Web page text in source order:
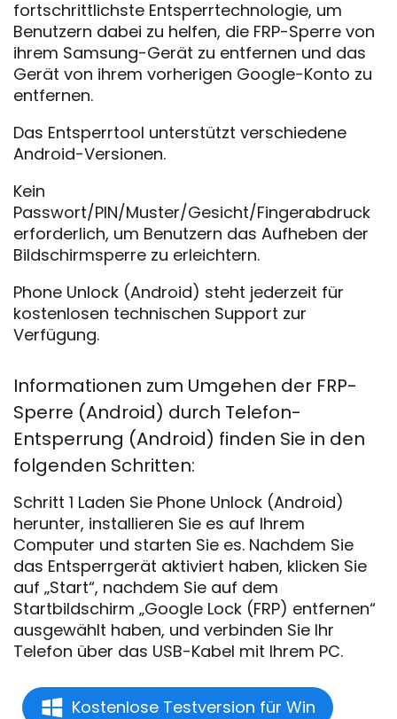
fortschrittlichste Entsperrtechnologie, um
Benutzern dabei zu helfen, die FRP-Sperre von
ihrem Samsung-Gerät zu entfernen und das
Gerät von ihrem vorherigen Google-Konto zu
entfernen.
Das Entsperrtool unterstützt verschiedene
Android-Versionen.
Kein
Passwort/PIN/Muster/Gesicht/Fingerabdruck
erforderlich, um Benutzern das Aufheben der
Bildschirmsperre zu erleichtern.
Phone Unlock (Android) steht jederzeit für
kostenlosen technischen Support zur
Verfügung.
Informationen zum Umgehen der FRP-
Sperre (Android) durch Telefon-
Entsperrung (Android) finden Sie in den
folgenden Schritten:
Schritt 1 Laden Sie Phone Unlock (Android)
herunter, installieren Sie es auf Ihrem
Computer und starten Sie es. Nachdem Sie
das Entsperrgerät aktiviert haben, klicken Sie
auf „Start“, nachdem Sie auf dem
Startbildschirm „Google Lock (FRP) entfernen“
ausgewählt haben, und verbinden Sie Ihr
Telefon über das USB-Kabel mit Ihrem PC.
Kostenlose Testversion für Win